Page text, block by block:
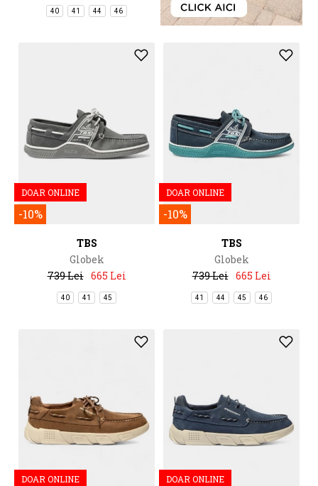
40 41 44 46
DOAR ONLINE
-10%
TBS
Globek
739 Lei 665 Lei
40 41 45
DOAR ONLINE
-10%
TBS
Globek
739 Lei 665 Lei
41 44 45 46
DOAR ONLINE DOAR ONLINE